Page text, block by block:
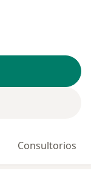
Consultorios